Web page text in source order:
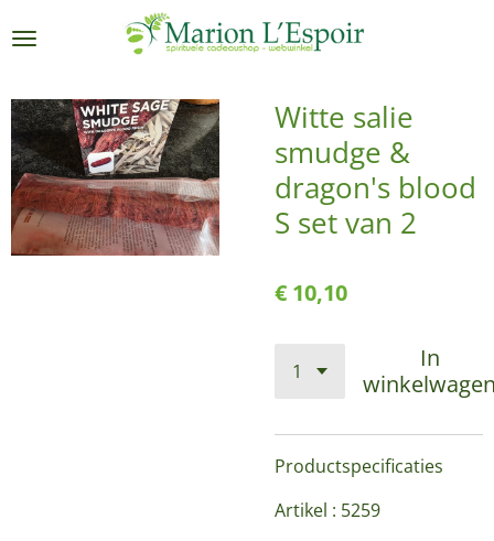
direct
de
hoofdinhoud
Witte salie
smudge &
dragon's blood
S set van 2
€ 10,10
In
Productspecificaties
Artikel : 5259